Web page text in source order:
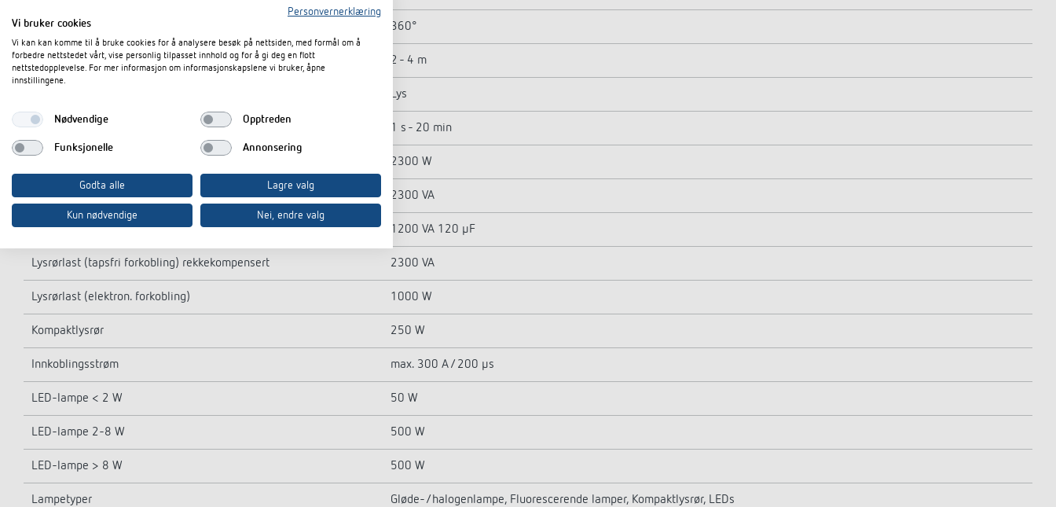
Detekteringsvinkel 360°
Monteringshøyde 2 - 4 m
Lys
Bryterforsinkelse Lys 1 s - 20 min
2300 W
Lysrørlast (tapsfri forkobling) ikke kompensert 2300 VA
Lysrørlast (tapsfri forkobling) parallellkompsensert 1200 VA 120 µF
Lysrørlast (tapsfri forkobling) rekkekompensert 2300 VA
Lysrørlast (elektron. forkobling) 1000 W
Kompaktlysrør 250 W
Innkoblingsstrøm max. 300 A / 200 µs
LED-lampe < 2 W 50 W
LED-lampe 2-8 W 500 W
LED-lampe > 8 W 500 W
Lampetyper Gløde-/halogenlampe, Fluorescerende lamper, Kompaktlysrør, LEDs
Personvernerklæring
Vi bruker cookies
Vi kan kan komme til å bruke cookies for å analysere besøk på nettsiden, med formål om å
forbedre nettstedet vårt, vise personlig tilpasset innhold og for å gi deg en flott
nettstedopplevelse. For mer informasjon om informasjonskapslene vi bruker, åpne
innstillingene.
Nødvendige Opptreden
Funksjonelle Annonsering
Godta alle Lagre valg
Kun nødvendige Nei, endre valg